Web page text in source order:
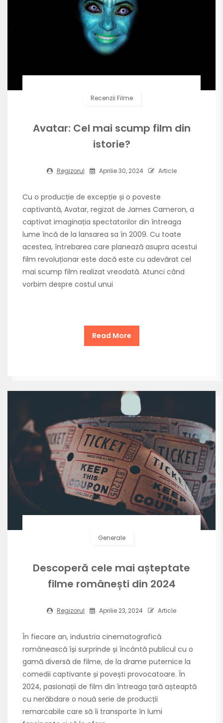
Recenzii Filme
Avatar: Cel mai scump film din
istorie?
Regizorul Aprilie 30, 2024 Article
Cu o producție de excepție și o poveste
captivantă, Avatar, regizat de James Cameron, a
captivat imaginația spectatorilor din întreaga
lume încă de la lansarea sa în 2009. Cu toate
acestea, întrebarea care planează asupra acestui
film revoluționar este dacă este cu adevărat cel
mai scump film realizat vreodată. Atunci când
vorbim despre costul unui
Read More
Generale
Descoperă cele mai așteptate
filme românești din 2024
Regizorul Aprilie 23, 2024 Article
În fiecare an, industria cinematografică
românească își surprinde și încântă publicul cu o
gamă diversă de filme, de la drame puternice la
comedii captivante și povești provocatoare. În
2024, pasionații de film din întreaga țară așteaptă
cu nerăbdare o nouă serie de producții
remarcabile care să îi transporte în lumi